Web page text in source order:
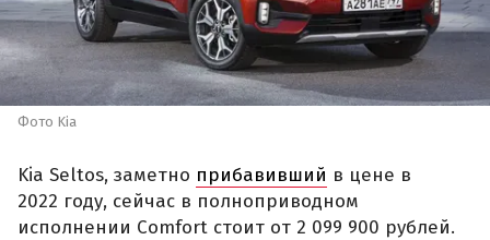
Фото Kia
Kia Seltos, заметно прибавивший в цене в
2022 году, сейчас в полноприводном
исполнении Comfort стоит от 2 099 900 рублей.